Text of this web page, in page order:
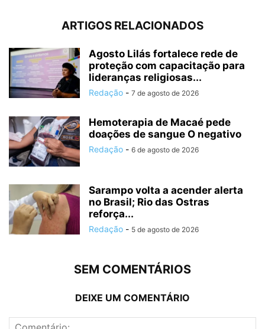
ARTIGOS RELACIONADOS
Agosto Lilás fortalece rede de
proteção com capacitação para
lideranças religiosas...
Redação - 7 de agosto de 2026
Hemoterapia de Macaé pede
doações de sangue O negativo
Redação - 6 de agosto de 2026
Sarampo volta a acender alerta
no Brasil; Rio das Ostras
reforça...
Redação - 5 de agosto de 2026
SEM COMENTÁRIOS
DEIXE UM COMENTÁRIO